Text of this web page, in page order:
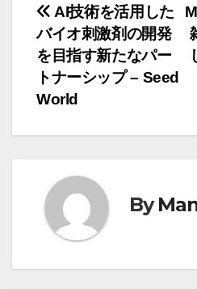
投
稿
ナ
ー
シ
AI技術を活用した
バイオ刺激剤の開発
を目指す新たなパー
トナーシップ – Seed
World
By